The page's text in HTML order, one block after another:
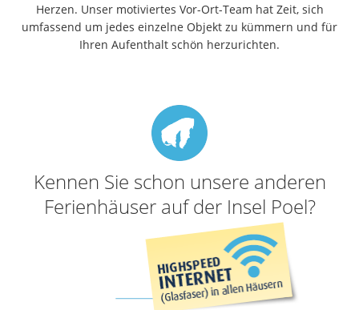
Herzen. Unser motiviertes Vor-Ort-Team hat Zeit, sich
umfassend um jedes einzelne Objekt zu kümmern und für
Ihren Aufenthalt schön herzurichten.
Kennen Sie schon unsere anderen
Ferienhäuser auf der Insel Poel?